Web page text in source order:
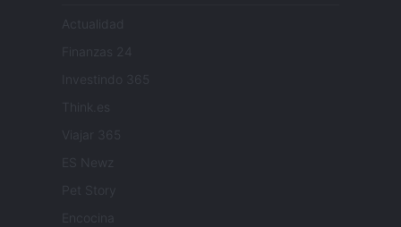
Actualidad
Finanzas 24
Investindo 365
Think.es
Viajar 365
ES Newz
Pet Story
Encocina